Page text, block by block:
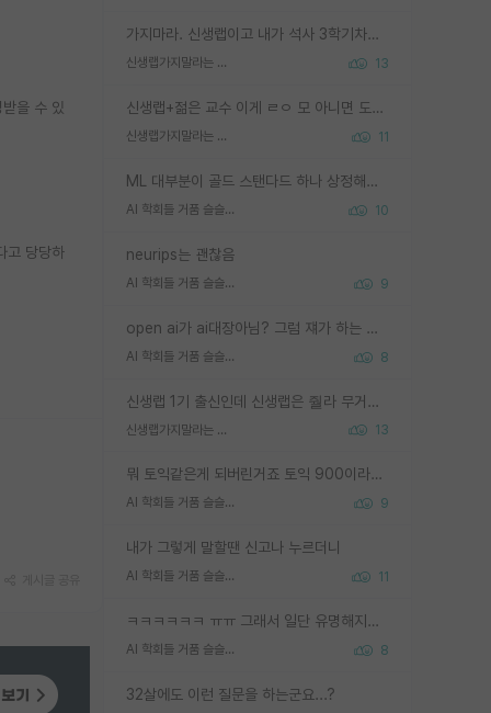
가지마라. 신생랩이고 내가 석사 3학기차인데 최고참인데 나도 아무것도 모르는데 교수가 후배들 왜 논문 교육 안시키냐. 논문 왜 안 써오냐 닦달한다
신생랩가지말라는 이유가 있었구나 13
신생랩+젊은 교수 이게 ㄹㅇ 모 아니면 도인듯.
신생랩가지말라는 이유가 있었구나 11
ML 대부분이 골드 스탠다드 하나 상정해놓고 (벤치마크 데이터셋이 여러 개면 여러 개 상정) 그거 얼마나 잘 맞추나 싸움임 가끔 번뜩이는 설계 철학을 보여주는 논문들도 있지만 대부분 그거 성적 얼마나 더 올리느라에 혈안이 되어 있는 측면이 잇음
AI 학회들 거품 슬슬 지적이 나오네요 10
neurips는 괜찮음
AI 학회들 거품 슬슬 지적이 나오네요 9
open ai가 ai대장아님? 그럼 쟤가 하는 말이 다 맞겠네
AI 학회들 거품 슬슬 지적이 나오네요 8
신생랩 1기 출신인데 신생랩은 줠라 무거운 바벨 같은거임. 들면 대박인데 못들면 깔려 죽음. 아무도 알려주지 않는 환경에서 자생해야하지만, 일단 살아남았다면 그 어떤 사람보다 악착같고 생존력 높은 사람으로 거듭날 수 있음
신생랩가지말라는 이유가 있었구나 13
뭐 토익같은게 되버린거죠 토익 900이라고 영어잘하는건 아닙니다만 잘하는사람은 다 900을 넘는 그런
AI 학회들 거품 슬슬 지적이 나오네요 9
내가 그렇게 말할땐 신고나 누르더니
AI 학회들 거품 슬슬 지적이 나오네요 11
ㅋㅋㅋㅋㅋㅋ ㅠㅠ 그래서 일단 유명해지는게 중요한거같습니다
AI 학회들 거품 슬슬 지적이 나오네요 8
32살에도 이런 질문을 하는군요...?
을 수 있
고 당당하